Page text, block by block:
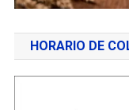
HORARIO DE